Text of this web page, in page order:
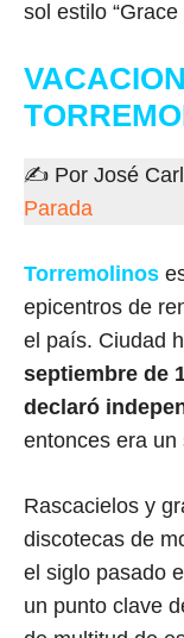
sol estilo “Grace
✍ Por José
Parada
Torremolinos
epicentros de
el país. Ciudad
septiembre de
declaró
entonces era un
Rascacielos y
discotecas de
el siglo pasado
un punto clave